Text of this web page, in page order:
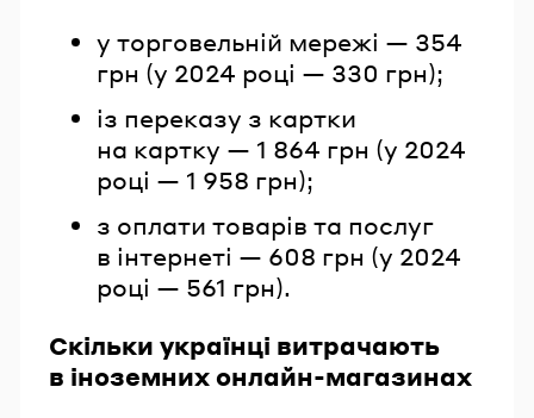
у торговельній мережі — 354
грн (у 2024 році — 330 грн);
із переказу з картки
на картку — 1 864 грн (у 2024
році — 1 958 грн);
з оплати товарів та послуг
в інтернеті — 608 грн (у 2024
році — 561 грн).
Скільки українці витрачають
в іноземних онлайн-магазинах